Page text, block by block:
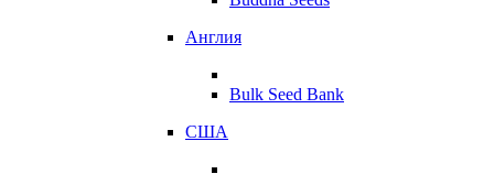
Англия
Bulk Seed Bank
США